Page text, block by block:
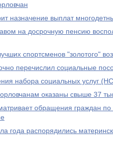
назначение выплат
на досрочную пенсию
спортсменов "золотого"
перечислил социальные
набора социальных услуг
оказаны свыше 37
обращения граждан по
года распорядились